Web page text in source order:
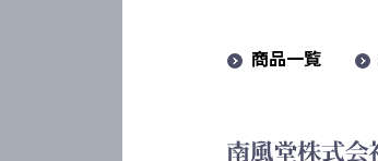
商品一覧